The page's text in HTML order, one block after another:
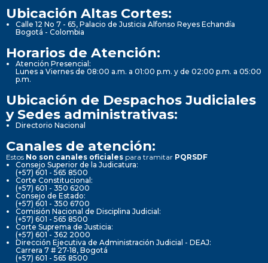
Ubicación Altas Cortes:
Calle 12 No 7 - 65, Palacio de Justicia Alfonso Reyes Echandía
Bogotá - Colombia
Horarios de Atención:
Atención Presencial:
Lunes a Viernes de 08:00 a.m. a 01:00 p.m. y de 02:00 p.m. a 05:00
p.m.
Ubicación de Despachos Judiciales
y Sedes administrativas:
Directorio Nacional
Canales de atención:
Estos No son canales oficiales para tramitar PQRSDF
Consejo Superior de la Judicatura:
(+57) 601 - 565 8500
Corte Constitucional:
(+57) 601 - 350 6200
Consejo de Estado:
(+57) 601 - 350 6700
Comisión Nacional de Disciplina Judicial:
(+57) 601 - 565 8500
Corte Suprema de Justicia:
(+57) 601 - 362 2000
Dirección Ejecutiva de Administración Judicial - DEAJ:
Carrera 7 # 27-18, Bogotá
(+57) 601 - 565 8500